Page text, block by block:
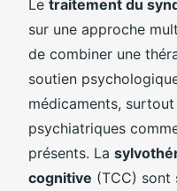
Le traitement du
sur une approche
de combiner une
soutien
médicaments,
psychiatriques
présents. La
cognitive (TCC) sont